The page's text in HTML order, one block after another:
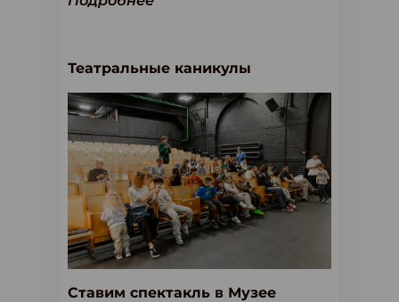
Театральные каникулы
Ставим спектакль в Музее